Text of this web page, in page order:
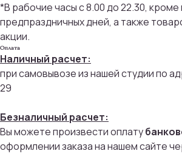
*В рабочие часы с 8.00 до 22.30, кроме
предпраздничных дней, а также
акции.
Оплата
Наличный расчет:
при самовывозе из нашей студии по
29
Безналичный расчет:
Вы можете произвести оплату
оформлении заказа на нашем сайте